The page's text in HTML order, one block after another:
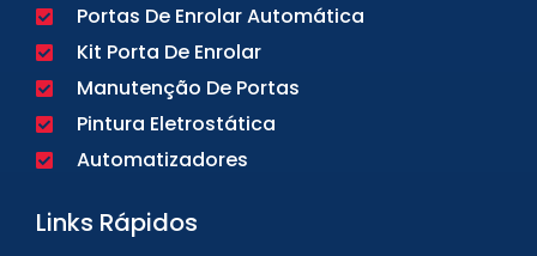
Portas De Enrolar Automática
Kit Porta De Enrolar
Manutenção De Portas
Pintura Eletrostática
Automatizadores
Links Rápidos